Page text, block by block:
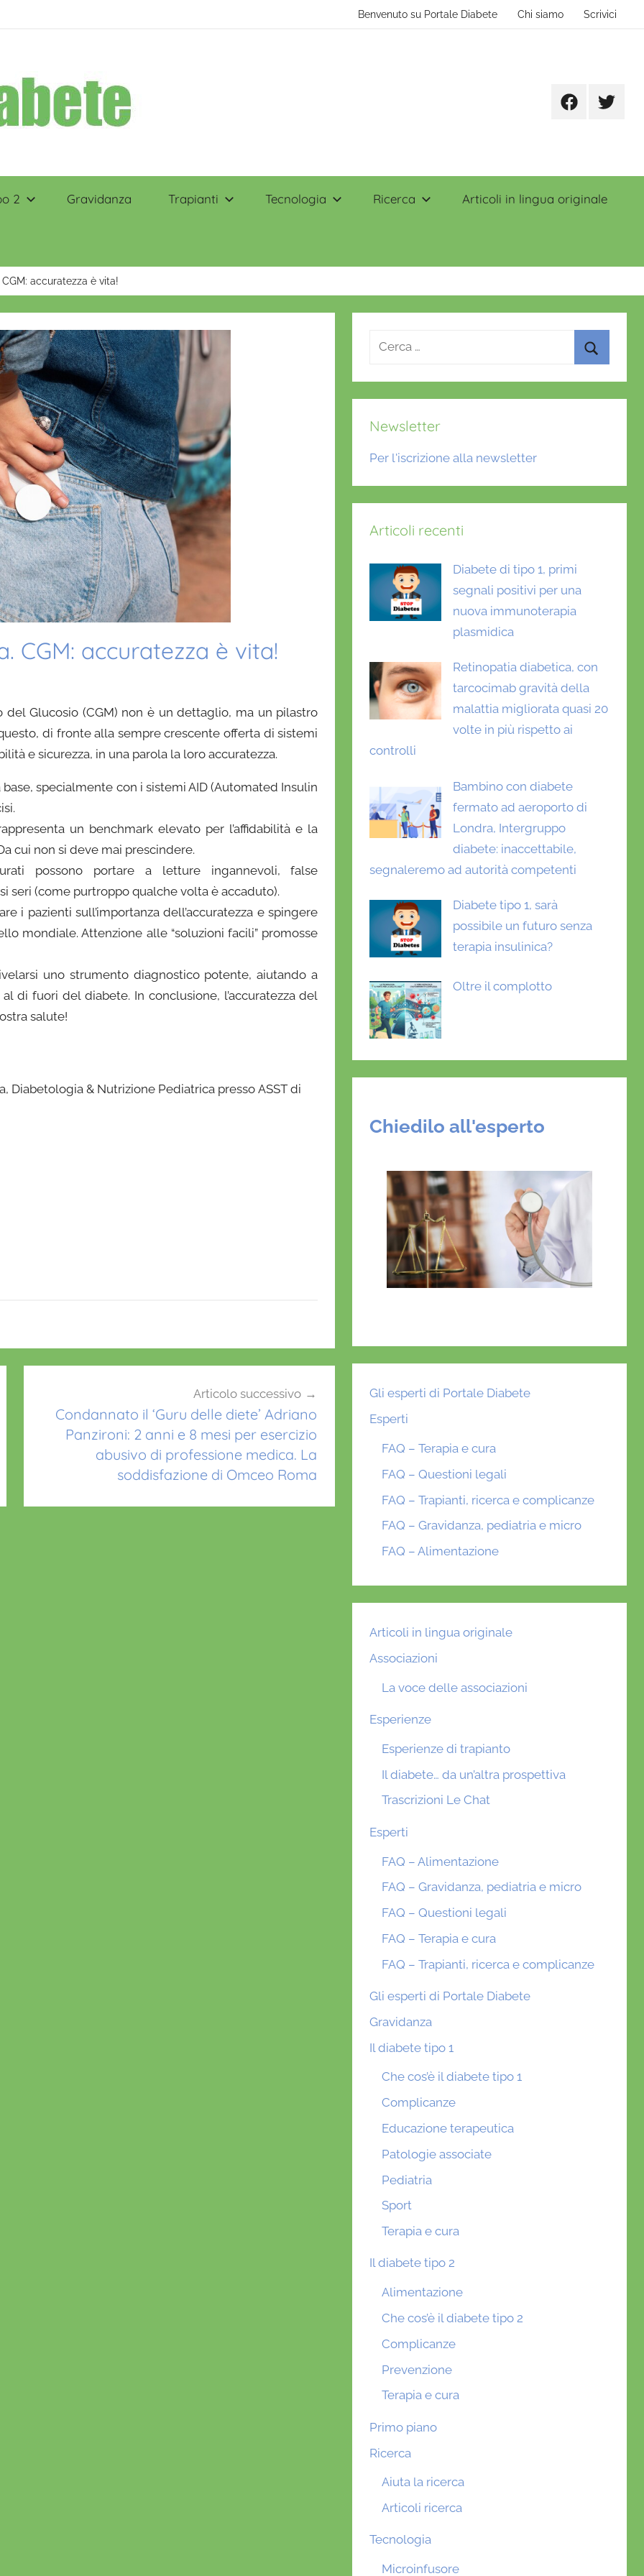
Benvenuto su Portale Diabete Chi siamo Scrivici
FacebookTwitter
2 Gravidanza Trapianti Tecnologia Ricerca Articoli in lingua originale
accuratezza è vita!
CGM: accuratezza è vita!
del Glucosio (CGM) non è un dettaglio, ma un pilastro
di fronte alla sempre crescente offerta di sistemi
e sicurezza, in una parola la loro accuratezza.
base, specialmente con i sistemi AID (Automated Insulin
un benchmark elevato per l’affidabilità e la
cui non si deve mai prescindere.
possono portare a letture ingannevoli, false
seri (come purtroppo qualche volta è accaduto).
i pazienti sull’importanza dell’accuratezza e spingere
mondiale. Attenzione alle “soluzioni facili” promosse
uno strumento diagnostico potente, aiutando a
di fuori del diabete. In conclusione, l’accuratezza del
salute!
Diabetologia & Nutrizione Pediatrica presso ASST di
Articolo successivo
Condannato il ‘Guru delle diete’ Adriano
Panzironi: 2 anni e 8 mesi per esercizio
abusivo di professione medica. La
soddisfazione di Omceo Roma
Ricerca
Newsletter
Per l'iscrizione alla newsletter
Articoli recenti
Diabete di tipo 1, primi
segnali positivi per una
nuova immunoterapia
plasmidica
Retinopatia diabetica, con
tarcocimab gravità della
malattia migliorata quasi 20
volte in più rispetto ai
controlli
Bambino con diabete
fermato ad aeroporto di
Londra, Intergruppo
diabete: inaccettabile,
segnaleremo ad autorità competenti
Diabete tipo 1, sarà
possibile un futuro senza
terapia insulinica?
Oltre il complotto
Chiedilo all'esperto
Gli esperti di Portale Diabete
Esperti
FAQ – Terapia e cura
FAQ – Questioni legali
FAQ – Trapianti, ricerca e complicanze
FAQ – Gravidanza, pediatria e micro
FAQ – Alimentazione
Articoli in lingua originale
Associazioni
La voce delle associazioni
Esperienze
Esperienze di trapianto
Il diabete… da un’altra prospettiva
Trascrizioni Le Chat
Esperti
FAQ – Alimentazione
FAQ – Gravidanza, pediatria e micro
FAQ – Questioni legali
FAQ – Terapia e cura
FAQ – Trapianti, ricerca e complicanze
Gli esperti di Portale Diabete
Gravidanza
Il diabete tipo 1
Che cos’è il diabete tipo 1
Complicanze
Educazione terapeutica
Patologie associate
Pediatria
Sport
Terapia e cura
Il diabete tipo 2
Alimentazione
Che cos’è il diabete tipo 2
Complicanze
Prevenzione
Terapia e cura
Primo piano
Ricerca
Aiuta la ricerca
Articoli ricerca
Tecnologia
Microinfusore